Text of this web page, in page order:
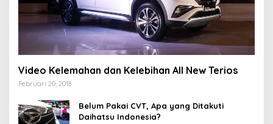
Video Kelemahan dan Kelebihan All New Terios
Februari 20, 2018
Belum Pakai CVT, Apa yang Ditakuti
Daihatsu Indonesia?